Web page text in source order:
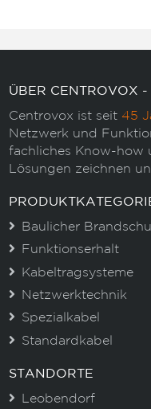
ÜBER CENTROVOX -
Centrovox ist seit 45
Netzwerk und
fachliches Know-how
Lösungen zeichnen
Baulicher
Funktionserhalt
Kabeltragsysteme
Netzwerktechnik
Spezialkabel
Standardkabel
STANDORTE
Leobendorf